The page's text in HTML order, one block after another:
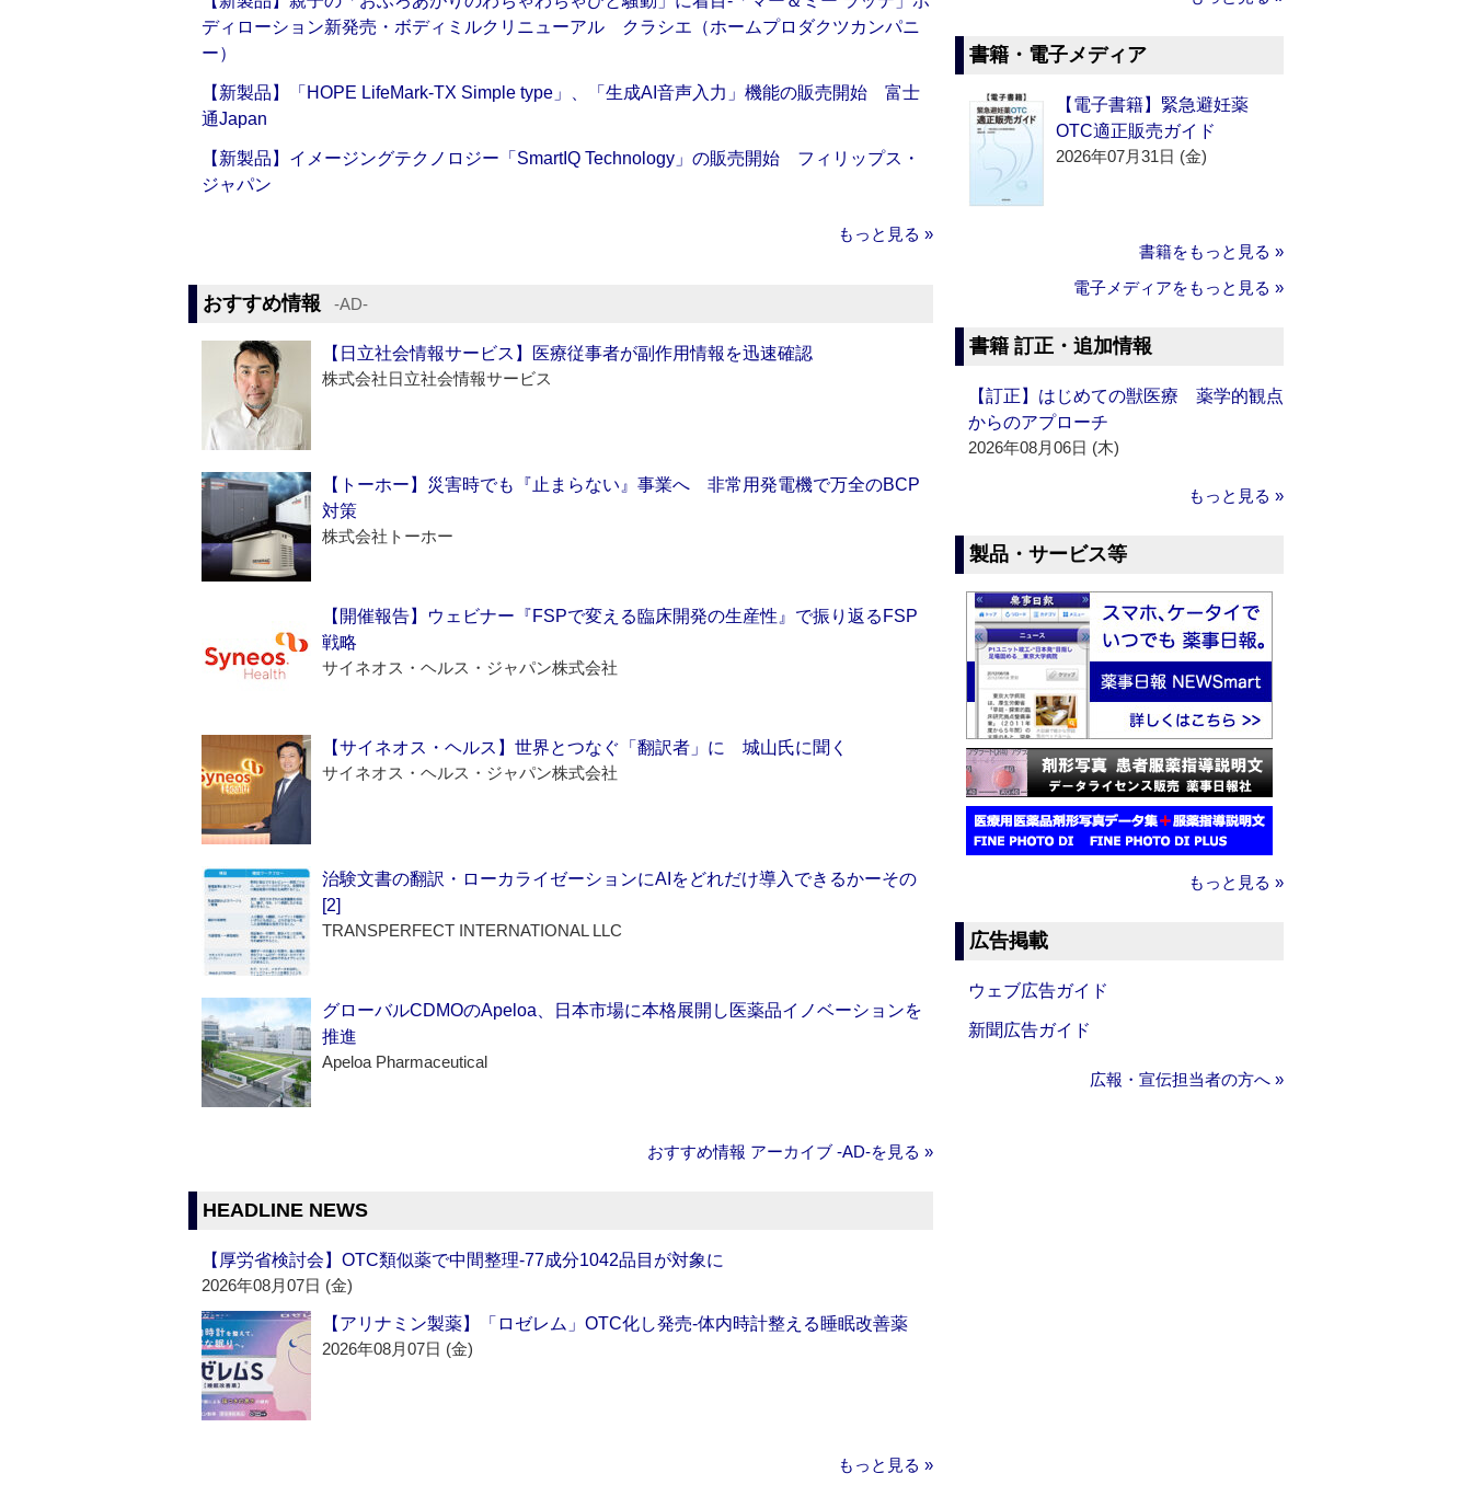
ディローション新発売・ボディミルクリニューアル クラシエ（ホームプロダクツカンパニ
ー）
【新製品】「HOPE LifeMark-TX Simple type」、「生成AI音声入力」機能の販売開始 富士
通Japan
【新製品】イメージングテクノロジー「SmartIQ Technology」の販売開始 フィリップス・
ジャパン
もっと見る »
おすすめ情報 ‐AD‐
【日立社会情報サービス】医療従事者が副作用情報を迅速確認
株式会社日立社会情報サービス
【トーホー】災害時でも『止まらない』事業へ 非常用発電機で万全のBCP
対策
株式会社トーホー
【開催報告】ウェビナー『FSPで変える臨床開発の生産性』で振り返るFSP
戦略
サイネオス・ヘルス・ジャパン株式会社
【サイネオス・ヘルス】世界とつなぐ「翻訳者」に 城山氏に聞く
サイネオス・ヘルス・ジャパン株式会社
治験文書の翻訳・ローカライゼーションにAIをどれだけ導入できるかーその
[2]
TRANSPERFECT INTERNATIONAL LLC
グローバルCDMOのApeloa、日本市場に本格展開し医薬品イノベーションを
推進
Apeloa Pharmaceutical
おすすめ情報 アーカイブ ‐AD‐を見る »
HEADLINE NEWS
【厚労省検討会】OTC類似薬で中間整理‐77成分1042品目が対象に
2026年08月07日 (金)
【アリナミン製薬】「ロゼレム」OTC化し発売‐体内時計整える睡眠改善薬
2026年08月07日 (金)
もっと見る »
書籍・電子メディア
【電子書籍】緊急避妊薬
OTC適正販売ガイド
2026年07月31日 (金)
書籍をもっと見る »
電子メディアをもっと見る »
書籍 訂正・追加情報
【訂正】はじめての獣医療 薬学的観点
からのアプローチ
2026年08月06日 (木)
もっと見る »
製品・サービス等
もっと見る »
広告掲載
ウェブ広告ガイド
新聞広告ガイド
広報・宣伝担当者の方へ »